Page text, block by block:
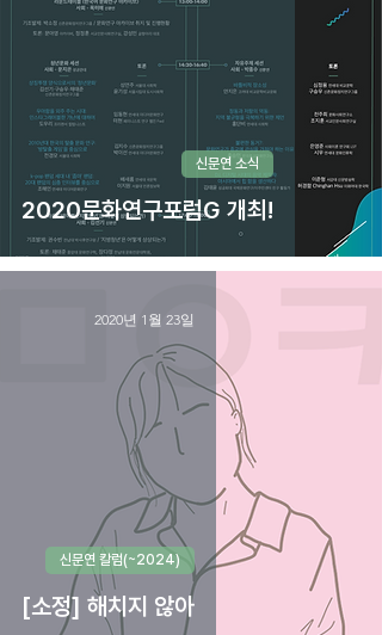
2020문화연구포럼G 개최!
신문연 소식
[소정] 해치지 않아
신문연 칼럼(~2024)
2020년 1월 23일